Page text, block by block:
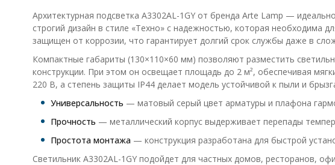
Архитектурная подсветка A3302AL-1GY от бренда Arte Lamp —
строгий дизайн в стиле «Техно» с надежностью, которая необходима
защищен от коррозии, что гарантирует долгий срок службы даже в
Компактные габариты (130×110×60 мм) позволяют разместить
конструкции. При этом он освещает площадь до 2 м², обеспечивая
220 В, а степень защиты IP44 делает модель устойчивой к пыли и
Универсальность — матовый серый цвет арматуры и плафона
Прочность — металлический корпус выдерживает перепады
Простота монтажа— конструкция разработана для быстрой
Светильник A3302AL-1GY подойдет для частных домов, ресторанов,